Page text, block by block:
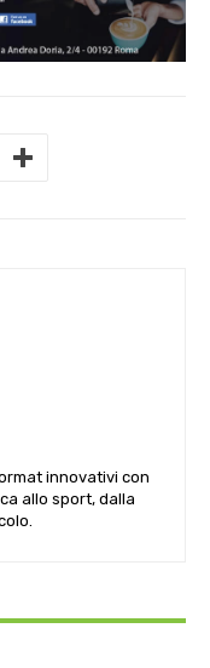
innovativi con
allo sport, dalla